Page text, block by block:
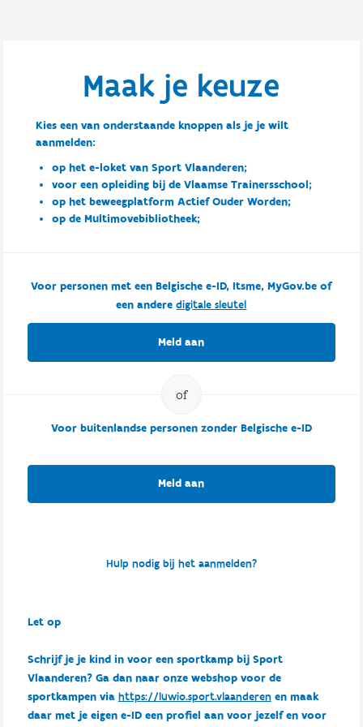
Maak je keuze
Kies een van onderstaande knoppen als je je wilt
aanmelden:
op het e-loket van Sport Vlaanderen;
voor een opleiding bij de Vlaamse Trainersschool;
op het beweegplatform Actief Ouder Worden;
op de Multimovebibliotheek;
Voor personen met een Belgische e-ID, Itsme, MyGov.be of
een anderedigitale sleutel
Meld aan
Voor buitenlandse personen zonder Belgische e-ID
Meld aan
Hulp nodig bij het aanmelden?
Let op
Schrijf je je kind in voor een sportkamp bij Sport
Vlaanderen? Ga dan naar onze webshop voor de
sportkampen via https://luwio.sport.vlaanderenen maak
daar met je eigen e-ID een profiel aan voor jezelf en voor